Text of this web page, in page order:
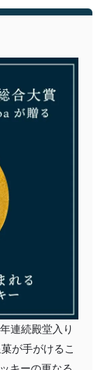
連続殿堂入り
が手がけるこ